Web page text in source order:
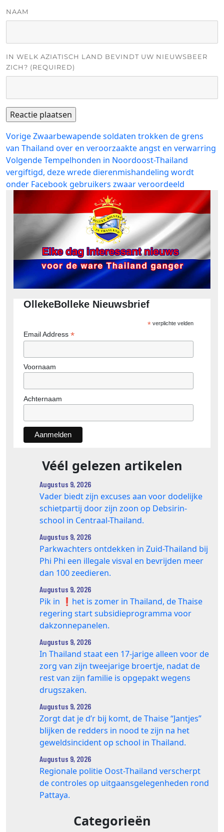
NAAM
IN WELK AZIATISCH LAND BEVINDT UW NIEUWSBEER
ZICH? (REQUIRED)
Bericht
navigatie
VorigeVorig
bericht:
Zwaarbewapende soldaten trokken de grens
van Thailand over en veroorzaakte angst en verwarring
VolgendeVolgend
bericht:
Tempelhonden in Noordoost-Thailand
vergiftigd, deze wrede dierenmishandeling wordt
onder Facebook gebruikers zwaar veroordeeld
OllekeBolleke Nieuwsbrief
*verplichte velden
Email Address *
Voornaam
Achternaam
Véél gelezen artikelen
Augustus 9, 2026
Vader biedt zijn excuses aan voor dodelijke
schietpartij door zijn zoon op Debsirin-
school in Centraal-Thailand.
Augustus 9, 2026
Parkwachters ontdekken in Zuid-Thailand bij
Phi Phi een illegale visval en bevrijden meer
dan 100 zeedieren.
Augustus 9, 2026
Pik in ❗️het is zomer in Thailand, de Thaise
regering start subsidieprogramma voor
dakzonnepanelen.
Augustus 9, 2026
In Thailand staat een 17‑jarige alleen voor de
zorg van zijn tweejarige broertje, nadat de
rest van zijn familie is opgepakt wegens
drugszaken.
Augustus 9, 2026
Zorgt dat je d’r bij komt, de Thaise “Jantjes”
blijken de redders in nood te zijn na het
geweldsincident op school in Thailand.
Augustus 9, 2026
Regionale politie Oost-Thailand verscherpt
de controles op uitgaansgelegenheden rond
Pattaya.
Categorieën